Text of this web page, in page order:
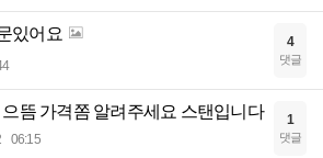
있어요 4
댓글
뜸 가격쫌 알려주세요 스탠입니다
06:15
1
댓글